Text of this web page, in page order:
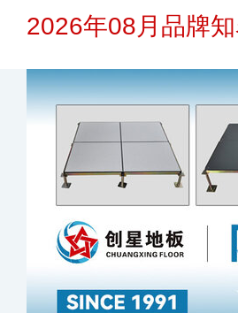
2026年08月品牌